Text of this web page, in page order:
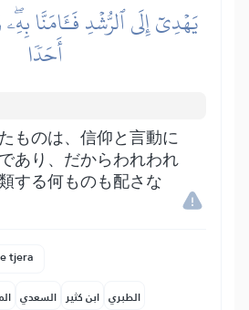
يَهۡدِيٓ إِلَى ٱلرُّشۡدِ فَـَٔامَنَّا
أَحَدٗا
ものは、信仰と言動に
あり、だからわれわれ
する何ものも配さな
tjera
السعدي ابن كثير الطبري